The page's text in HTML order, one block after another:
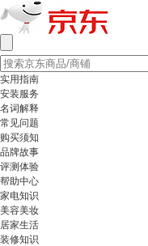
实用指南
安装服务
名词解释
常见问题
购买须知
品牌故事
评测体验
帮助中心
家电知识
美容美妆
居家生活
装修知识